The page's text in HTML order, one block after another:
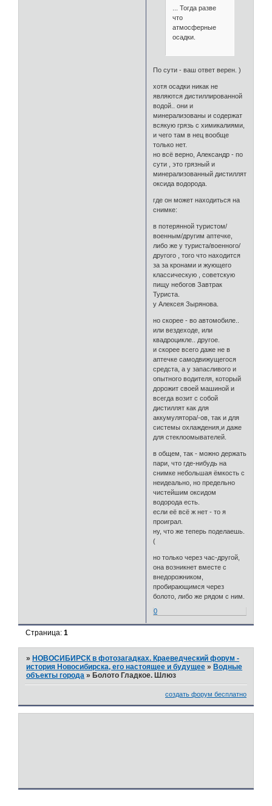
... Тогда разве
что
атмосферные
осадки.
По сути - ваш ответ верен. )
хотя осадки никак не
являются дистиллированной
водой.. они и
минерализованы и содержат
всякую грязь с химикалиями,
и чего там в нец вообще
только нет.
но всё верно, Александр - по
сути , это грязный и
минерализованный дистиллят
оксида водорода.
где он может находиться на
снимке:
в потерянной туристом/
военным/другим аптечке,
либо же у туриста/военного/
другого , того что находится
за за кронами и жующего
классическую , советскую
пищу небогов Завтрак
Туриста.
у Алексея Зырянова.
но скорее - во автомобиле..
или вездеходе, или
квадроцикле.. другое.
и скорее всего даже не в
аптечке самодвижущегося
средста, а у запасливого и
опытного водителя, который
дорожит своей машиной и
всегда возит с собой
дистиллят как для
аккумулятора/-ов, так и для
системы охлаждения,и даже
для стеклоомывателей.
в общем, так - можно держать
пари, что где-нибудь на
снимке небольшая ёмкость с
неидеально, но предельно
чистейшим оксидом
водорода есть.
если её всё ж нет - то я
проиграл.
ну, что же теперь поделаешь.
(
но только через час-другой,
она возникнет вместе с
внедорожником,
пробирающимся через
болото, либо же рядом с ним.
0
Страница:1
»НОВОСИБИРСК в фотозагадках. Краеведческий форум -
история Новосибирска, его настоящее и будущее »Водные
объекты города »Болото Гладкое. Шлюз
создать форум бесплатно